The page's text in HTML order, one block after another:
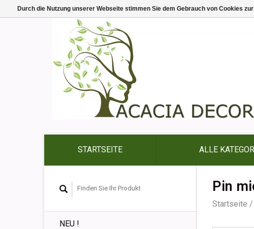
STARTSEITE ALLE
NEU !
Pin
Startseite /
Durch die Nutzung unserer Webseite stimmen Sie dem Gebrauch von Cookies